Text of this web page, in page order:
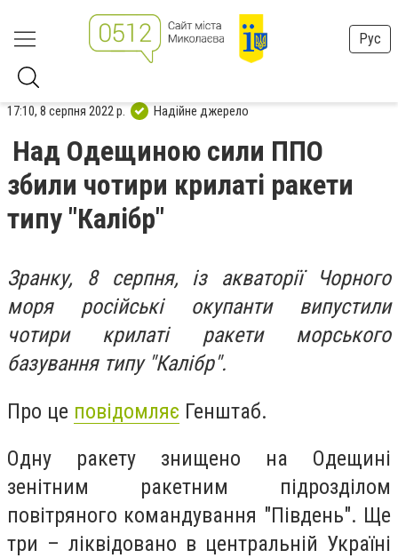
Рус
17:10, 8 серпня 2022 р. Надійне джерело
Над Одещиною сили ППО
збили чотири крилаті ракети
типу "Калібр"
Зранку, 8 серпня, із акваторії Чорного
моря російські окупанти випустили
чотири крилаті ракети морського
базування типу "Калібр".
Про це повідомляє Генштаб.
Одну ракету знищено на Одещині
зенітним ракетним підрозділом
повітряного командування "Південь". Ще
три – ліквідовано в центральній Україні